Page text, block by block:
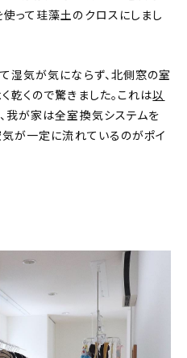
って珪藻土のクロスにしまし
湿気が気にならず、北側窓の室
乾くので驚きました。これは以
我が家は全室換気システムを
気が一定に流れているのがポイ